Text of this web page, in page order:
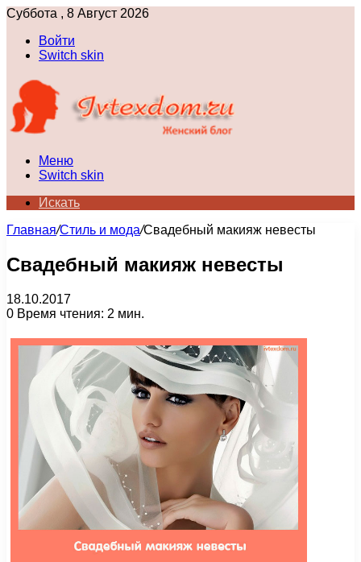
Суббота , 8 Август 2026
Войти
Switch skin
Меню
Switch skin
Искать
Главная/Стиль и мода/Свадебный макияж невесты
Свадебный макияж невесты
18.10.2017
0 Время чтения: 2 мин.